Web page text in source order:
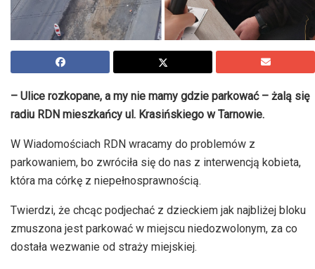
– Ulice rozkopane, a my nie mamy gdzie parkować – żalą się
radiu RDN mieszkańcy ul. Krasińskiego w Tarnowie.
W Wiadomościach RDN wracamy do problemów z
parkowaniem, bo zwróciła się do nas z interwencją kobieta,
która ma córkę z niepełnosprawnością.
Twierdzi, że chcąc podjechać z dzieckiem jak najbliżej bloku
zmuszona jest parkować w miejscu niedozwolonym, za co
dostała wezwanie od straży miejskiej.